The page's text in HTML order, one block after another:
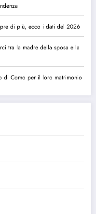
di più, ecco i dati del 2026
tra la madre della sposa e la
di Como per il loro matrimonio